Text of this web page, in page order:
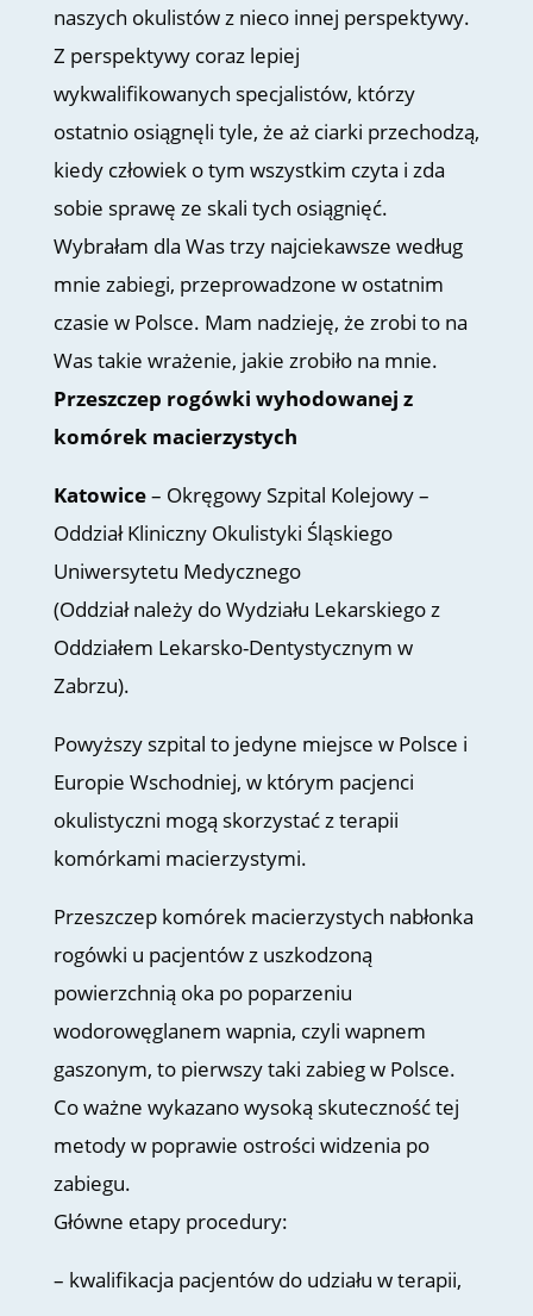
naszych okulistów z nieco innej perspektywy.
Z perspektywy coraz lepiej
wykwalifikowanych specjalistów, którzy
ostatnio osiągnęli tyle, że aż ciarki przechodzą,
kiedy człowiek o tym wszystkim czyta i zda
sobie sprawę ze skali tych osiągnięć.
Wybrałam dla Was trzy najciekawsze według
mnie zabiegi, przeprowadzone w ostatnim
czasie w Polsce. Mam nadzieję, że zrobi to na
Was takie wrażenie, jakie zrobiło na mnie.
Przeszczep rogówki wyhodowanej z
komórek macierzystych
Katowice– Okręgowy Szpital Kolejowy –
Oddział Kliniczny Okulistyki Śląskiego
Uniwersytetu Medycznego
(Oddział należy do Wydziału Lekarskiego z
Oddziałem Lekarsko-Dentystycznym w
Zabrzu).
Powyższy szpital to jedyne miejsce w Polsce i
Europie Wschodniej, w którym pacjenci
okulistyczni mogą skorzystać z terapii
komórkami macierzystymi.
Przeszczep komórek macierzystych nabłonka
rogówki u pacjentów z uszkodzoną
powierzchnią oka po poparzeniu
wodorowęglanem wapnia, czyli wapnem
gaszonym, to pierwszy taki zabieg w Polsce.
Co ważne wykazano wysoką skuteczność tej
metody w poprawie ostrości widzenia po
zabiegu.
Główne etapy procedury:
– kwalifikacja pacjentów do udziału w terapii,